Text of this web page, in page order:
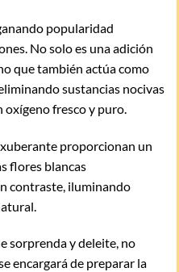
popularidad
No solo es una adición
que también actúa como
sustancias nocivas
fresco y puro.
proporcionan un
flores blancas
contraste, iluminando
sorprenda y deleite, no
encargará de preparar la